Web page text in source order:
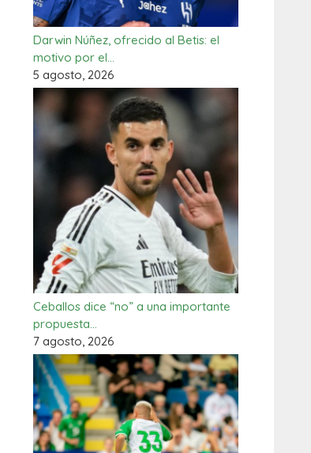
Darwin Núñez, ofrecido al Betis: el
motivo por el…
5 agosto, 2026
Ceballos dice “no” a una importante
propuesta…
7 agosto, 2026